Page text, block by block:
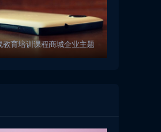
教育培训课程商城企业主题